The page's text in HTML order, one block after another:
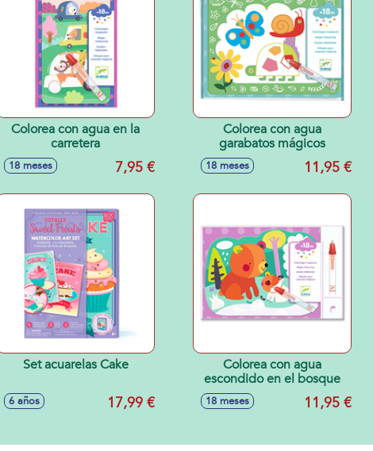
Colorea con agua en la
carretera
18 meses 7,95 €
Colorea con agua
garabatos mágicos
18 meses 11,95 €
Set acuarelas Cake
6 años 17,99 €
Colorea con agua
escondido en el bosque
18 meses 11,95 €